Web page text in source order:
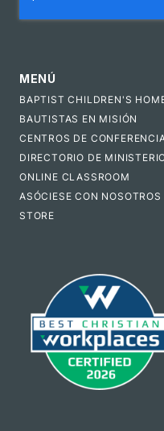
MENÚ
BAPTIST CHILDREN'S
BAUTISTAS EN MISIÓN
CENTROS DE
DIRECTORIO DE
ONLINE CLASSROOM
ASÓCIESE CON NOSOTROS
STORE